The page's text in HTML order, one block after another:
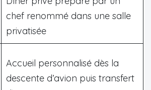
chef renommé dans une salle
privatisée
Accueil personnalisé dès la
descente d’avion puis transfert